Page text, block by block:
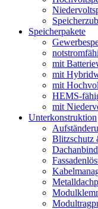
Speicherpakete
mit
mit
mit
HEMS-
mit
Unterkonstruktion
Blitzschutz